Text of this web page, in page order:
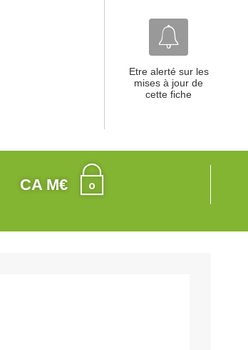
Etre alerté sur les
mises à jour de
cette fiche
CA M€